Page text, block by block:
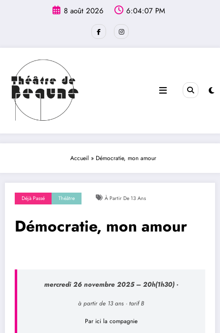
8 août 2026 6:04:08 PM
Accueil » Démocratie, mon amour
Déjà Passé Théâtre À Partir De 13 Ans
Démocratie, mon amour
mercredi 26 novembre 2025 – 20h(1h30) ·
à partir de 13 ans · tarif B
Par ici la compagnie